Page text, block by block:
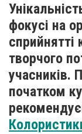
фокусі на
сприйнятті
творчого
учасників.
початком